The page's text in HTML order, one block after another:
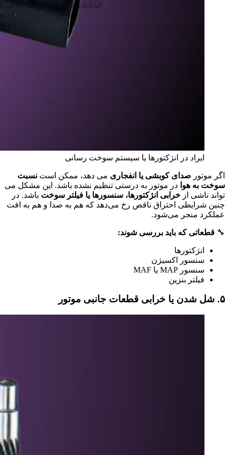
ایراد در انژکتورها یا سیستم سوخت‌ رسانی
اگر موتور صدای کوبشی یا انفجاری می‌ دهد، ممکن است نسبت
سوخت به هوا در موتور به‌ درستی تنظیم نشده باشد. این مشکل می‌
تواند ناشی از خرابی انژکتورها، سنسورها یا فیلتر سوخت باشد. در
چنین شرایطی احتراق ناقص رخ می‌دهد که هم به صدا و هم به افت
عملکرد منجر می‌شود.
🔧 قطعاتی که باید بررسی شوند:
انژکتورها
سنسور اکسیژن
سنسور MAP یا MAF
فیلتر بنزین
۵. شل شدن یا خرابی قطعات جانبی موتور